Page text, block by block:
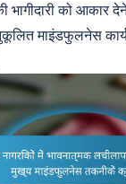
भागीदारी को आकार
माइंडफुलनेस